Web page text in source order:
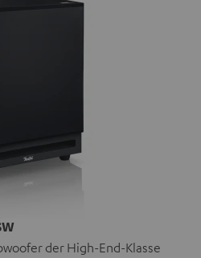
der High-End-Klasse